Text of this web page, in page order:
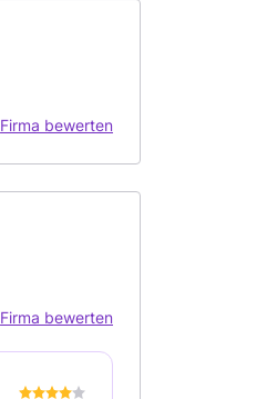
Firma bewerten
Firma bewerten